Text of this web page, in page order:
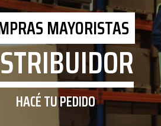
MAYORISTAS
HACÉ TU PEDIDO